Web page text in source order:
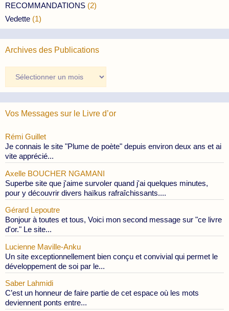
RECOMMANDATIONS (2)
Vedette (1)
Archives des Publications
des
Publications
Vos Messages sur le Livre d’or
Rémi Guillet
Je connais le site "Plume de poète" depuis environ deux ans et ai
vite apprécié...
Axelle BOUCHER NGAMANI
Superbe site que j'aime survoler quand j'ai quelques minutes,
pour y découvrir divers haïkus rafraîchissants....
Gérard Lepoutre
Bonjour à toutes et tous, Voici mon second message sur "ce livre
d'or." Le site...
Lucienne Maville-Anku
Un site exceptionnellement bien conçu et convivial qui permet le
développement de soi par le...
Saber Lahmidi
C’est un honneur de faire partie de cet espace où les mots
deviennent ponts entre...